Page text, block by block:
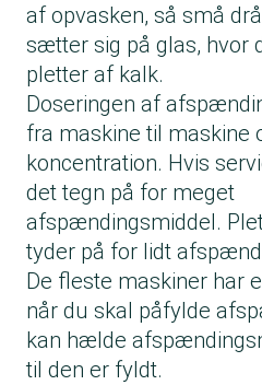
af opvasken, så små
sætter sig på glas, hvor
pletter af kalk.
Doseringen af
fra maskine til maskine
koncentration. Hvis
det tegn på for meget
afspændingsmiddel.
tyder på for lidt
De fleste maskiner har
når du skal påfylde
kan hælde
til den er fyldt.